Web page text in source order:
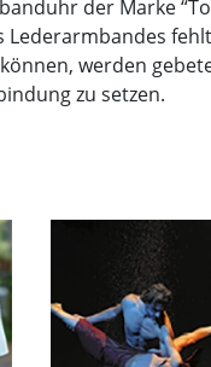
der Marke
Lederarmbandes
werden
zu setzen.